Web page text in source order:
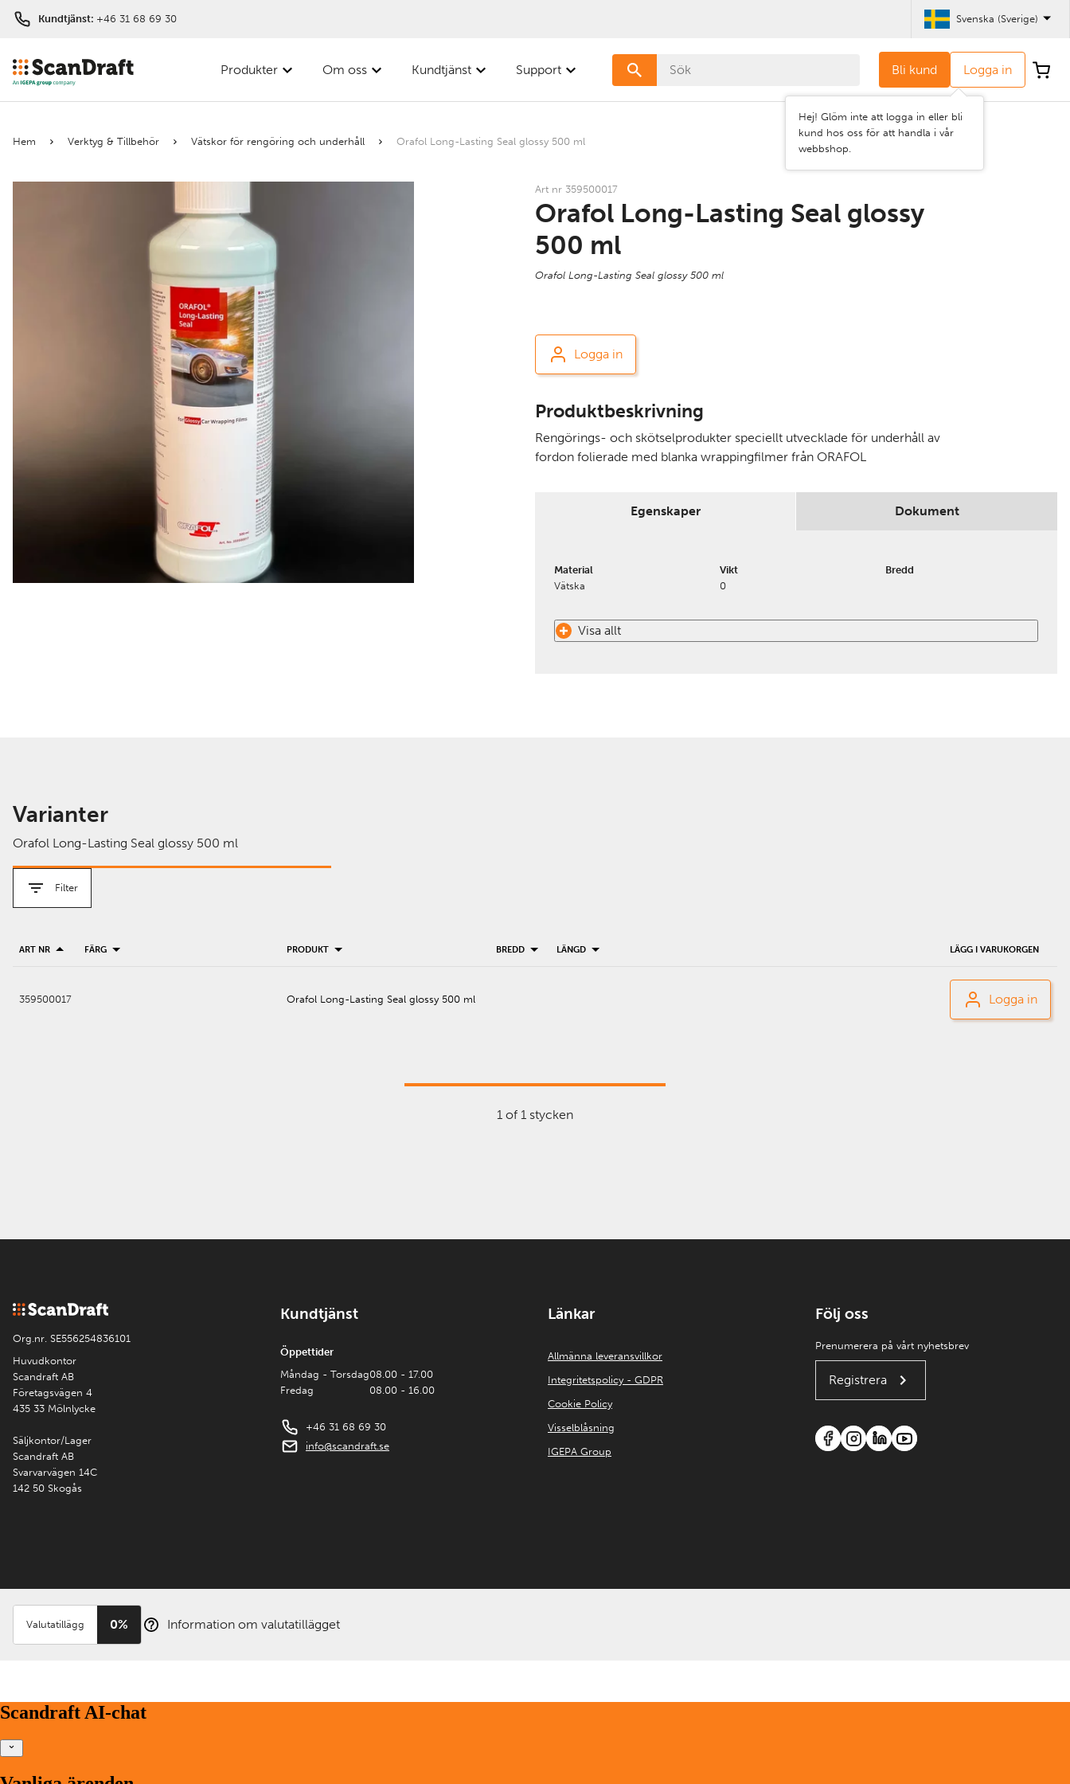
Kundtjänst: +46 31 68 69 30 Svenska (Sverige)
Bli kund Logga in
Hej! Glöm inte att logga in eller bli
kund hos oss för att handla i vår
webbshop.
Produkter Om oss Kundtjänst Support
Hem Verktyg & Tillbehör Vätskor för rengöring och underhåll Orafol Long-Lasting Seal glossy 500 ml
Art nr 359500017
Orafol Long-Lasting Seal glossy
500 ml
Orafol Long-Lasting Seal glossy 500 ml
Logga in
Produktbeskrivning
Rengörings- och skötselprodukter speciellt utvecklade för underhåll av
fordon folierade med blanka wrappingfilmer från ORAFOL
Egenskaper Dokument
Material
Vätska
Vikt
0
Bredd
Visa allt
Varianter
Orafol Long-Lasting Seal glossy 500 ml
Filter
Färg
ART NR FÄRG PRODUKT BREDD LÄNGD LÄGG I VARUKORGEN
359500017 Orafol Long-Lasting Seal glossy 500 ml Logga in
1 of 1 stycken
Org.nr. SE556254836101
Huvudkontor
Scandraft AB
Företagsvägen 4
435 33 Mölnlycke
Säljkontor/Lager
Scandraft AB
Svarvarvägen 14C
142 50 Skogås
Kundtjänst
Öppettider
Måndag - Torsdag
Fredag
08.00 - 17.00
08.00 - 16.00
+46 31 68 69 30
info@scandraft.se
Länkar
Allmänna leveransvillkor
Integritetspolicy - GDPR
Cookie Policy
Visselblåsning
IGEPA Group
Följ oss
Prenumerera på vårt nyhetsbrev
Registrera
Valutatillägg 0% Information om valutatillägget